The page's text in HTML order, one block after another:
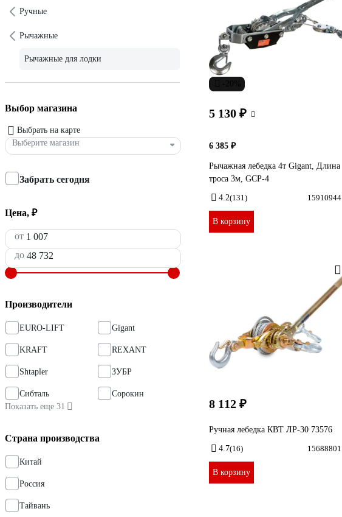
Ручные
Рычажные
Рычажные для лодки
Выбор магазина
Выбрать на карте
Выберите магазин
Забрать сегодня
Цена, ₽
от
до
Производители
EURO-LIFT Gigant
KRAFT REXANT
Shtapler ЗУБР
Сибталь
Сорокин
Показать еще 31
Страна производства
Китай
Россия
Тайвань
5 130 ₽
6 385 ₽
Рычажная лебедка 4т Gigant, Длина
троса 3м, GCP-4
4.2(131) 15910944
В корзину
8 112 ₽
Ручная лебедка КВТ ЛР-30 73576
4.7(16) 15688801
В корзину